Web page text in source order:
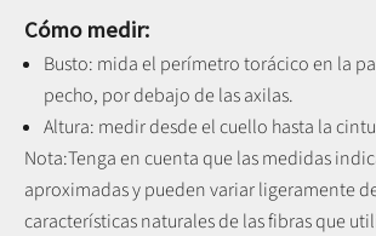
Cómo medir:
Busto: mida el perímetro torácico en la
pecho, por debajo de las axilas.
Altura: medir desde el cuello hasta la
Nota:Tenga en cuenta que las medidas
aproximadas y pueden variar ligeramente
características naturales de las fibras que